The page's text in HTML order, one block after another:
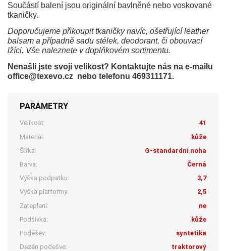
Součástí balení jsou originální bavlněné nebo voskované
tkaničky.
Doporučujeme přikoupit tkaničky navíc, ošetřující leather
balsam a případně sadu stélek, deodorant, či obouvací
lžíci. Vše naleznete v doplňkovém sortimentu.
Nenašli jste svoji velikost? Kontaktujte nás na e-mailu
office@texevo.cz nebo telefonu 469311171.
PARAMETRY
Velikost:
41
Materiál:
kůže
Šířka:
G-standardní noha
Barva:
Černá
Výška podpatku:
3,7
Výška platformy:
2,5
Zateplení:
ne
Podšívka:
kůže
Podešev:
syntetika
Dezén podešve:
traktorový